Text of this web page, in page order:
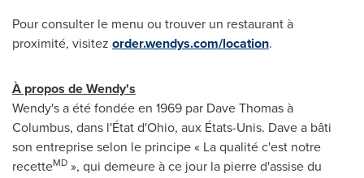
Pour consulter le menu ou trouver un restaurant à
proximité, visitez order.wendys.com/location.
À propos de Wendy's
Wendy's a été fondée en 1969 par Dave Thomasà
Columbus, dans l'État d'Ohio, aux États-Unis. Dave a bâti
son entreprise selon le principe « La qualité c'est notre
recetteMD », qui demeure à ce jour la pierre d'assise du